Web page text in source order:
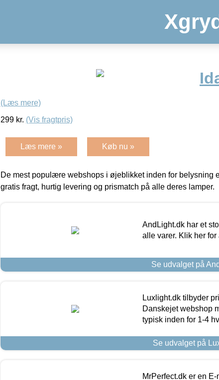
(Læs mere)
299 kr. (Vis fragtpris)
Læs mere » Køb nu »
De mest populære webshops i øjeblikket inden for belysning
gratis fragt, hurtig levering og prismatch på alle deres lamper.
AndLight.dk har et
alle varer. Klik her
Se udvalget på
Luxlight.dk tilbyder
Danskejet webshop
typisk inden for 1-4
Se udvalget på
MrPerfect.dk er en